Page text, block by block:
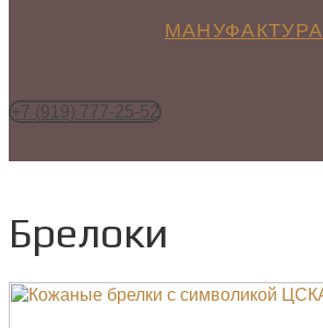
МАНУФАКТУРА
+7 (919) 777-25-52
Брелоки